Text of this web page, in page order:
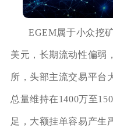
EGEM属于小众挖
美元，长期流动性偏弱
所，头部主流交易平台
总量维持在1400万至
足，大额挂单容易产生